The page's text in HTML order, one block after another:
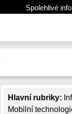
Spolehlivé
Hlavní rubriky:
Mobilní